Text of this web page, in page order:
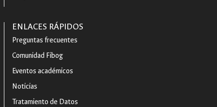
ENLACES RÁPIDOS
Preguntas frecuentes
Comunidad Fibog
Eventos académicos
Noticias
Tratamiento de Datos